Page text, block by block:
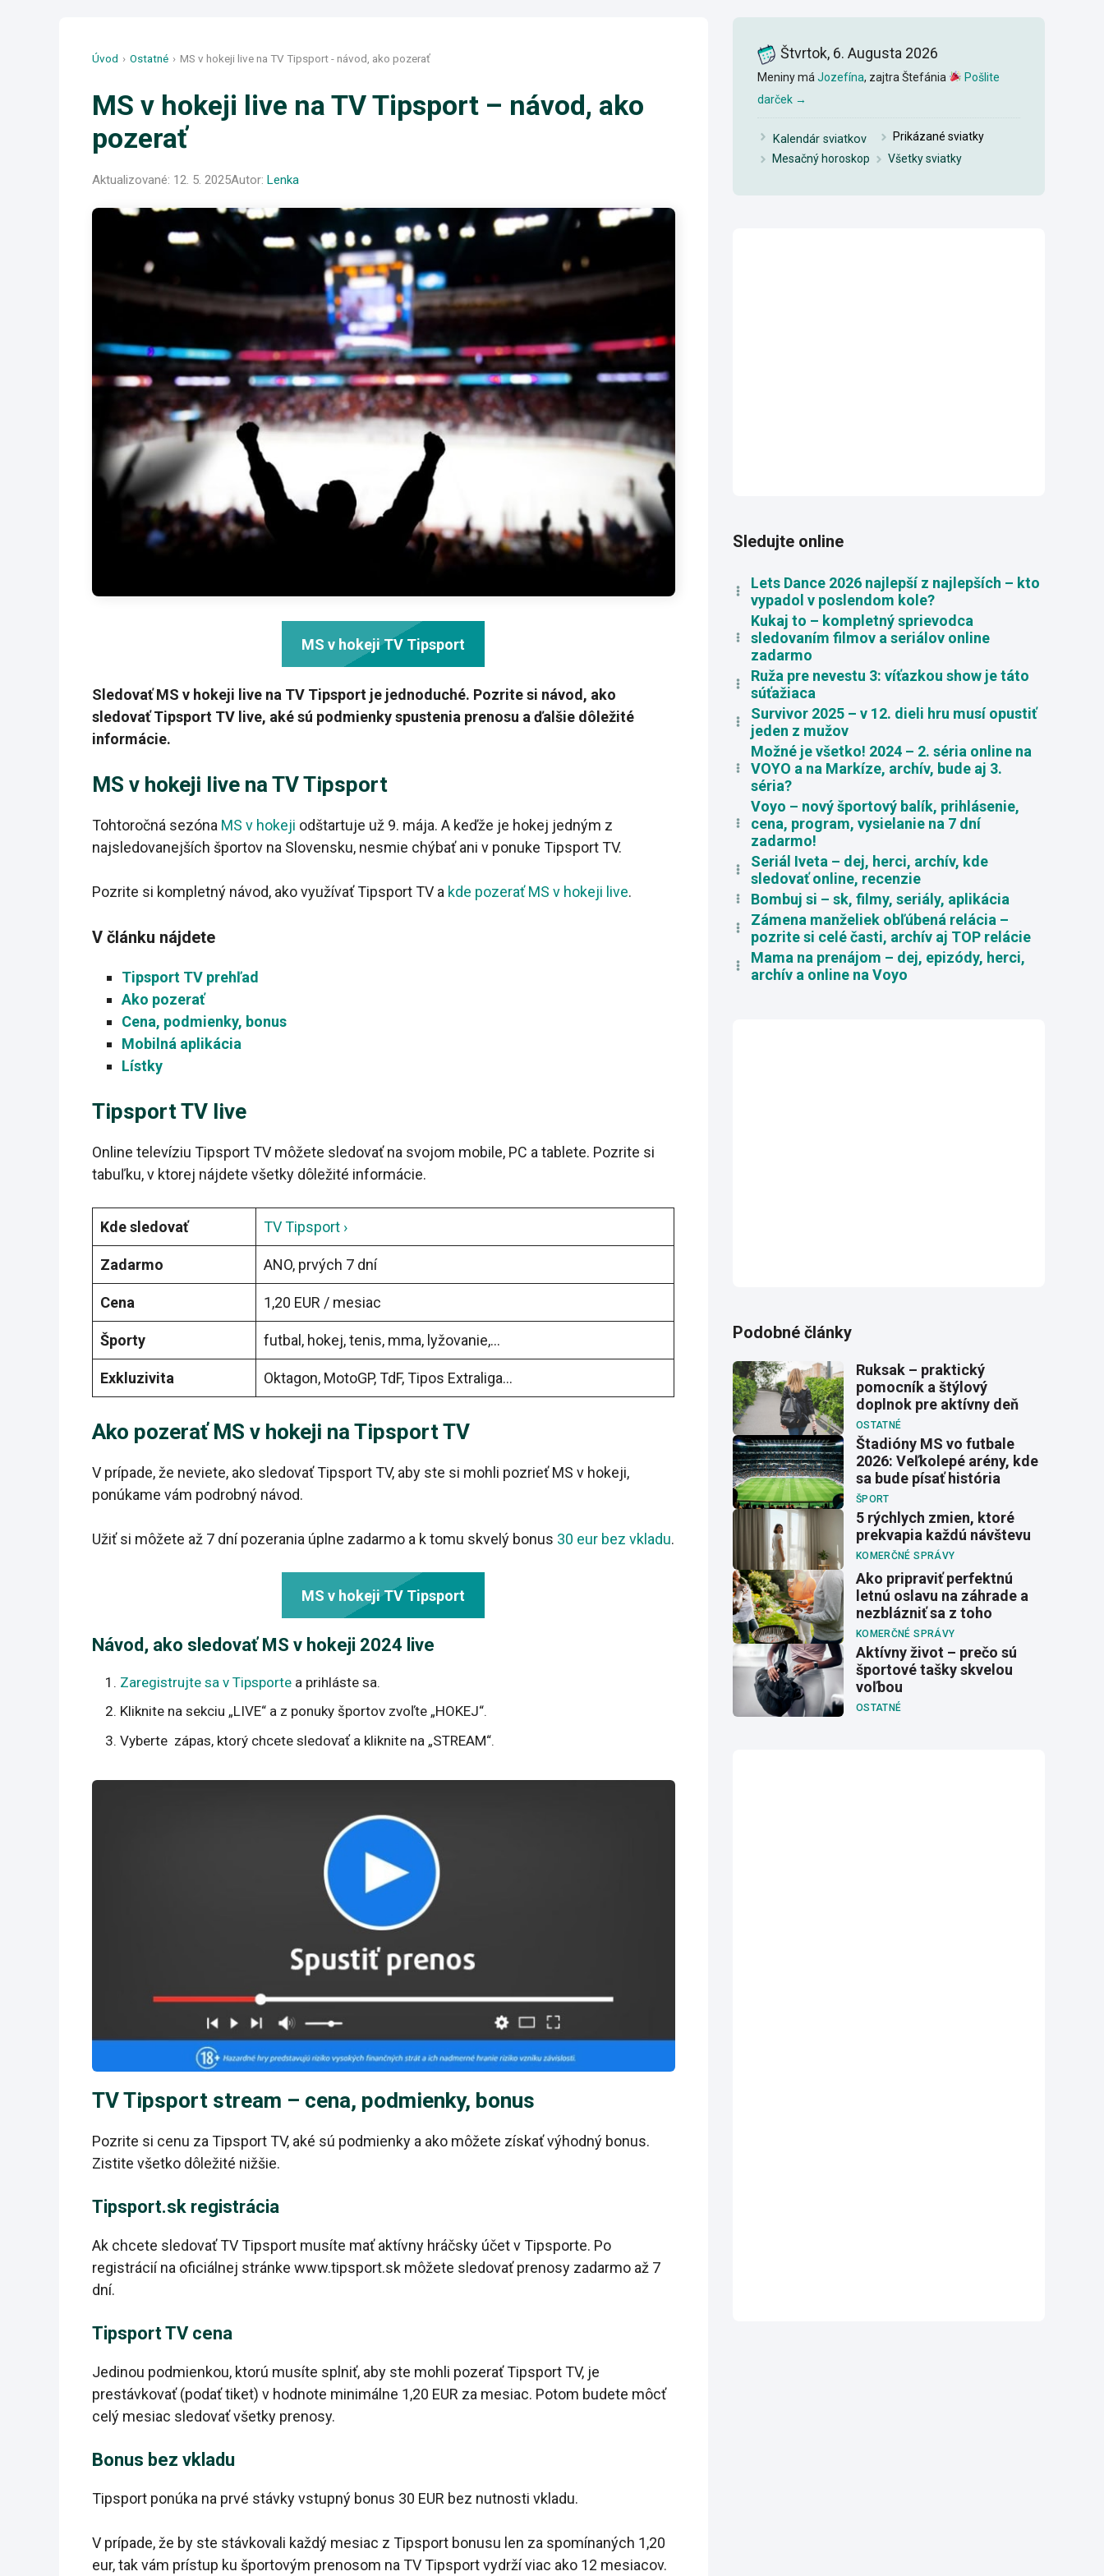
Úvod › Ostatné › MS v hokeji live na TV Tipsport - návod, ako pozerať
MS v hokeji live na TV Tipsport – návod, ako
pozerať
Aktualizované: 12. 5. 2025Autor: Lenka
MS v hokeji TV Tipsport
Sledovať MS v hokeji live na TV Tipsport je jednoduché. Pozrite si návod, ako
sledovať Tipsport TV live, aké sú podmienky spustenia prenosu a ďalšie dôležité
informácie.
MS v hokeji live na TV Tipsport
Tohtoročná sezóna MS v hokeji odštartuje už 9. mája. A keďže je hokej jedným z
najsledovanejších športov na Slovensku, nesmie chýbať ani v ponuke Tipsport TV.
Pozrite si kompletný návod, ako využívať Tipsport TV a kde pozerať MS v hokeji live.
V článku nájdete
Tipsport TV prehľad
Ako pozerať
Cena, podmienky, bonus
Mobilná aplikácia
Lístky
Tipsport TV live
Online televíziu Tipsport TV môžete sledovať na svojom mobile, PC a tablete. Pozrite si
tabuľku, v ktorej nájdete všetky dôležité informácie.
Kde sledovať TV Tipsport ›
Zadarmo ANO, prvých 7 dní
Cena 1,20 EUR / mesiac
Športy futbal, hokej, tenis, mma, lyžovanie,…
Exkluzivita Oktagon, MotoGP, TdF, Tipos Extraliga…
Ako pozerať MS v hokeji na Tipsport TV
V prípade, že neviete, ako sledovať Tipsport TV, aby ste si mohli pozrieť MS v hokeji,
ponúkame vám podrobný návod.
Užiť si môžete až 7 dní pozerania úplne zadarmo a k tomu skvelý bonus 30 eur bez vkladu.
MS v hokeji TV Tipsport
Návod, ako sledovať MS v hokeji 2024 live
Zaregistrujte sa v Tipsporte a prihláste sa.
Kliknite na sekciu „LIVE“ a z ponuky športov zvoľte „HOKEJ“.
Vyberte zápas, ktorý chcete sledovať a kliknite na „STREAM“.
TV Tipsport stream – cena, podmienky, bonus
Pozrite si cenu za Tipsport TV, aké sú podmienky a ako môžete získať výhodný bonus.
Zistite všetko dôležité nižšie.
Tipsport.sk registrácia
Ak chcete sledovať TV Tipsport musíte mať aktívny hráčsky účet v Tipsporte. Po
registrácií na oficiálnej stránke www.tipsport.sk môžete sledovať prenosy zadarmo až 7
dní.
Tipsport TV cena
Jedinou podmienkou, ktorú musíte splniť, aby ste mohli pozerať Tipsport TV, je
prestávkovať (podať tiket) v hodnote minimálne 1,20 EUR za mesiac. Potom budete môcť
celý mesiac sledovať všetky prenosy.
Bonus bez vkladu
Tipsport ponúka na prvé stávky vstupný bonus 30 EUR bez nutnosti vkladu.
V prípade, že by ste stávkovali každý mesiac z Tipsport bonusu len za spomínaných 1,20
eur, tak vám prístup ku športovým prenosom na TV Tipsport vydrží viac ako 12 mesiacov.
Štvrtok, 6. Augusta 2026
Meniny má Jozefína, zajtra Štefánia
Pošlite
darček →
Kalendár sviatkov Prikázané sviatky
Mesačný horoskop
Všetky sviatky
Sledujte online
Lets Dance 2026 najlepší z najlepších – kto
vypadol v poslendom kole?
Kukaj to – kompletný sprievodca
sledovaním filmov a seriálov online
zadarmo
Ruža pre nevestu 3: víťazkou show je táto
súťažiaca
Survivor 2025 – v 12. dieli hru musí opustiť
jeden z mužov
Možné je všetko! 2024 – 2. séria online na
VOYO a na Markíze, archív, bude aj 3.
séria?
Voyo – nový športový balík, prihlásenie,
cena, program, vysielanie na 7 dní
zadarmo!
Seriál Iveta – dej, herci, archív, kde
sledovať online, recenzie
Bombuj si – sk, filmy, seriály, aplikácia
Zámena manželiek obľúbená relácia –
pozrite si celé časti, archív aj TOP relácie
Mama na prenájom – dej, epizódy, herci,
archív a online na Voyo
Podobné články
Ruksak – praktický
pomocník a štýlový
doplnok pre aktívny deň
OSTATNÉ
Štadióny MS vo futbale
2026: Veľkolepé arény, kde
sa bude písať história
ŠPORT
5 rýchlych zmien, ktoré
prekvapia každú návštevu
KOMERČNÉ SPRÁVY
Ako pripraviť perfektnú
letnú oslavu na záhrade a
nezblázniť sa z toho
KOMERČNÉ SPRÁVY
Aktívny život – prečo sú
športové tašky skvelou
voľbou
OSTATNÉ